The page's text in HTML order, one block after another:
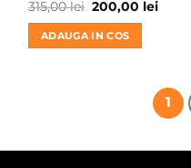
315,00lei Prețul
inițial
a
fost:
315,00 lei.
200,00 leiPrețul
ADAUGA IN COS
1